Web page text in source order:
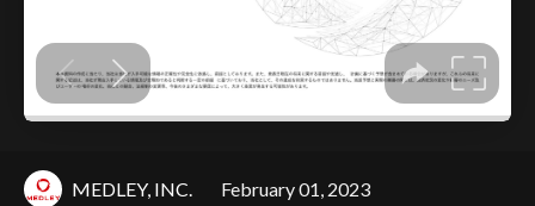
MEDLEY, INC. February 01, 2023